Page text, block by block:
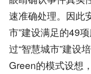
速准确处理。因此
市”建设满足的49
过“智慧城市”建设
Green的模式设想